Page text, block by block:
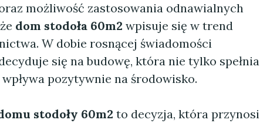
możliwość zastosowania odnawialnych
dom stodoła 60m2 wpisuje się w trend
W dobie rosnącej świadomości
się na budowę, która nie tylko spełnia
pozytywnie na środowisko.
stodoły 60m2 to decyzja, która przynosi